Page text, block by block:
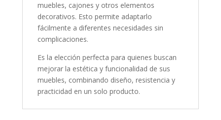
muebles, cajones y otros elementos
decorativos. Esto permite adaptarlo
fácilmente a diferentes necesidades sin
complicaciones.
Es la elección perfecta para quienes buscan
mejorar la estética y funcionalidad de sus
muebles, combinando diseño, resistencia y
practicidad en un solo producto.